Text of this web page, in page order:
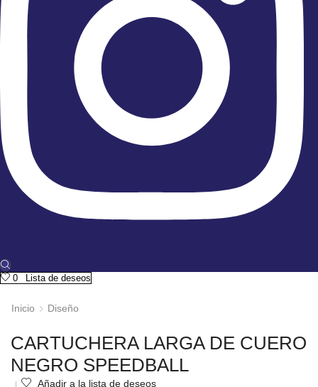
0 Lista de deseos
Inicio Diseño
CARTUCHERA LARGA DE CUERO
NEGRO SPEEDBALL
Añadir a la lista de deseos